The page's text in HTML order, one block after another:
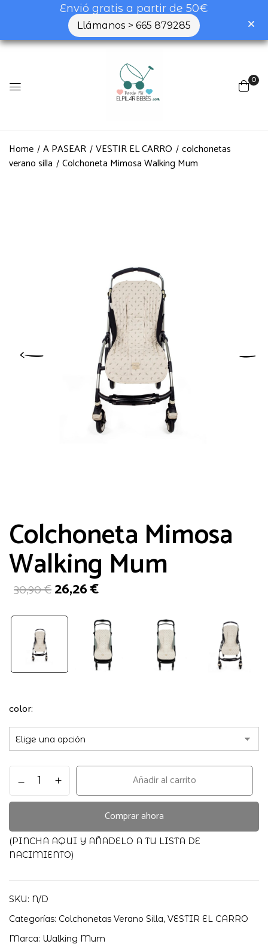
Envió gratis a partir de 50€
Llámanos > 665 879285
0
Home A PASEAR VESTIR EL CARRO
colchonetas
verano silla
Colchoneta Mimosa Walking Mum
Colchoneta Mimosa
Walking Mum
30,90€El
precio
era:
30,90 €.
26,26€Elprecio
es:
26,26 €.
color
Mimosa
Walking
cantidad
Añadir al carrito
Comprar ahora
(PINCHA AQUI Y AÑADELO A TU LISTA DE
NACIMIENTO)
SKU: N/D
Categorías: Colchonetas Verano Silla, VESTIR EL CARRO
Marca: Walking Mum